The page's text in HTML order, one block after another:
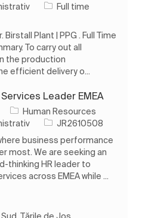
Tipul postului
Full time
Plant | PPG . Full Time
To carry out all
the production
efficient delivery o...
Leader EMEA
Human Resources
Job IdJR2610508
business performance
most. We are seeking an
thinking HR leader to
across EMEA while ...
Țările de Jos